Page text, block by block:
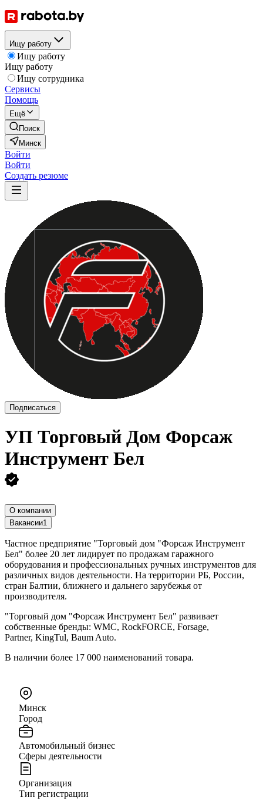
Ищу работу
Ищу работу
Ищу работу
Ищу сотрудника
Сервисы
Помощь
Ещё
Поиск
Минск
Войти
Войти
Создать резюме
Подписаться
УП Торговый Дом Форсаж
Инструмент Бел
О компании
Вакансии1
Частное предприятие "Торговый дом "Форсаж Инструмент
Бел" более 20 лет лидирует по продажам гаражного
оборудования и профессиональных ручных инструментов для
различных видов деятельности. На территории РБ, России,
стран Балтии, ближнего и дальнего зарубежья от
производителя.
"Торговый дом "Форсаж Инструмент Бел" развивает
собственные бренды: WMC, RockFORСE, Forsage,
Partner, KingTul, Baum Auto.
В наличии более 17 000 наименований товара.
Минск
Город
Автомобильный бизнес
Сферы деятельности
Организация
Тип регистрации